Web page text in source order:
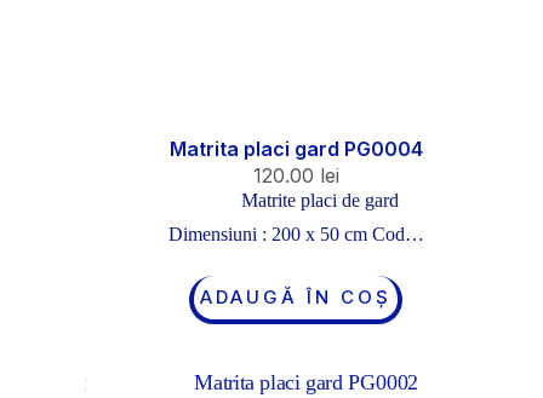
Matrita placi gard PG0004
120.00 lei
Matrite placi de gard
Dimensiuni : 200 x 50 cm Cod…
ADAUGĂ ÎN COȘ